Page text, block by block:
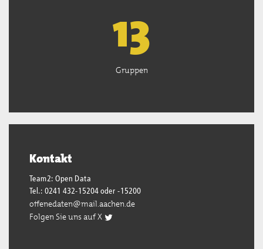
13
Gruppen
Kontakt
Team2: Open Data
Tel.: 0241 432-15204 oder -15200
offenedaten@mail.aachen.de
Folgen Sie uns auf X